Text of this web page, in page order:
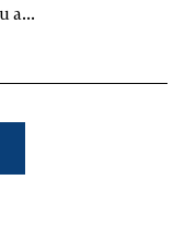
a...